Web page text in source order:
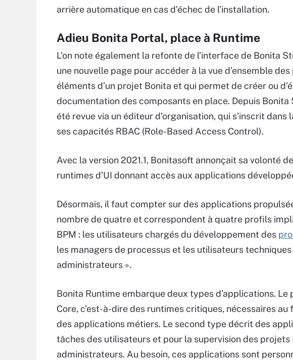
arrière automatique en cas d’échec de l’installation.
Adieu Bonita Portal, place à Runtime
L’on note également la refonte de l’interface de Bonita
une nouvelle page pour accéder à la vue d’ensemble
éléments d’un projet Bonita et qui permet de créer ou
documentation des composants en place. Depuis
été revue via un éditeur d’organisation, qui s’inscrit
ses capacités RBAC (Role-Based Access Control).
Avec la version 2021.1, Bonitasoft annonçait sa volonté
runtimes d’UI donnant accès aux applications
Désormais, il faut compter sur des applications
nombre de quatre et correspondent à quatre profils
BPM : les utilisateurs chargés du développement des
les managers de processus et les utilisateurs
administrateurs ».
Bonita Runtime embarque deux types d’applications.
Core, c’est-à-dire des runtimes critiques, nécessaires
des applications métiers. Le second type décrit des
tâches des utilisateurs et pour la supervision des projets
administrateurs. Au besoin, ces applications sont